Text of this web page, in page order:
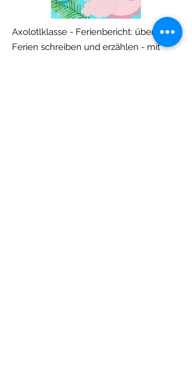
Axolotlklasse - Ferienbericht: über die
Ferien schreiben und erzählen - mit